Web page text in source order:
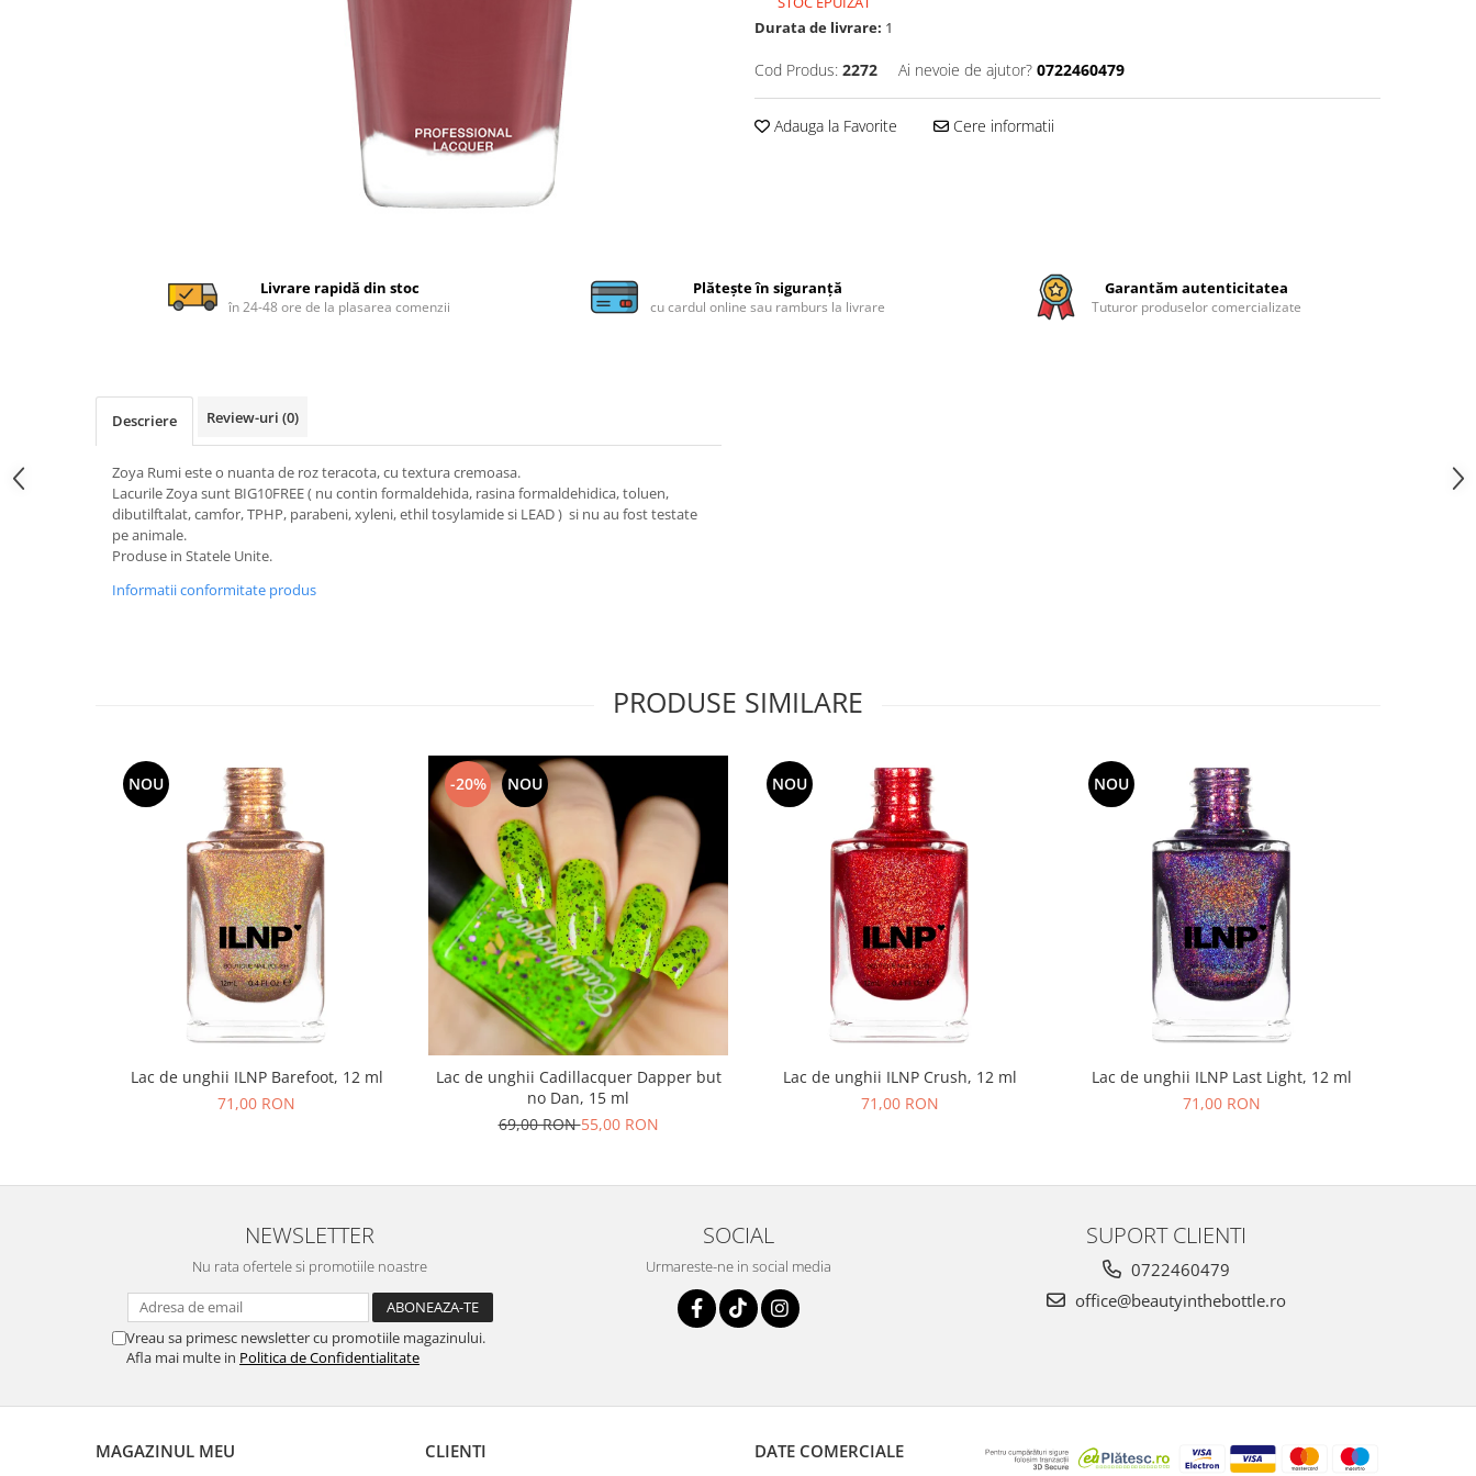
Durata de livrare: 1
Cod Produs: 2272 Ai nevoie de ajutor? 0722460479
Adauga la Favorite Cere informatii
Livrare rapidă din stoc
în 24-48 ore de la plasarea comenzii
Plătește în siguranță
cu cardul online sau ramburs la livrare
Garantăm autenticitatea
Tuturor produselor comercializate
Descriere Review-uri (0)
Zoya Rumi este o nuanta de roz teracota, cu textura cremoasa.
Lacurile Zoya sunt BIG10FREE ( nu contin formaldehida, rasina formaldehidica, toluen,
dibutilftalat, camfor, TPHP, parabeni, xyleni, ethil tosylamide si LEAD ) si nu au fost testate
pe animale.
Produse in Statele Unite.
Informatii conformitate produs
PRODUSE SIMILARE
NOU
Lac de unghii ILNP Barefoot, 12 ml
71,00 RON
-20% NOU
Lac de unghii Cadillacquer Dapper but
no Dan, 15 ml
69,00 RON55,00 RON
NOU
Lac de unghii ILNP Crush, 12 ml
71,00 RON
NOU
Lac de unghii ILNP Last Light, 12 ml
71,00 RON
NEWSLETTER
Nu rata ofertele si promotiile noastre
Vreau sa primesc newsletter cu promotiile magazinului.
Afla mai multe in Politica de Confidentialitate
SOCIAL
Urmareste-ne in social media
SUPORT CLIENTI
0722460479
office@beautyinthebottle.ro
MAGAZINUL MEU CLIENTI DATE COMERCIALE